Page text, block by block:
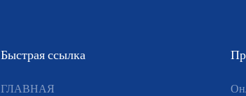
Быстрая ссылка
ГЛАВНАЯ